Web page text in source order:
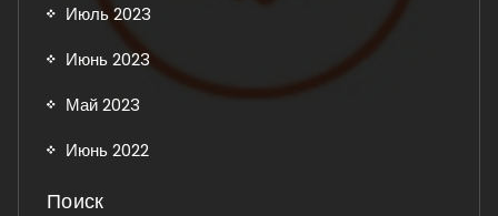
Июль 2023
Июнь 2023
Май 2023
Июнь 2022
Поиск